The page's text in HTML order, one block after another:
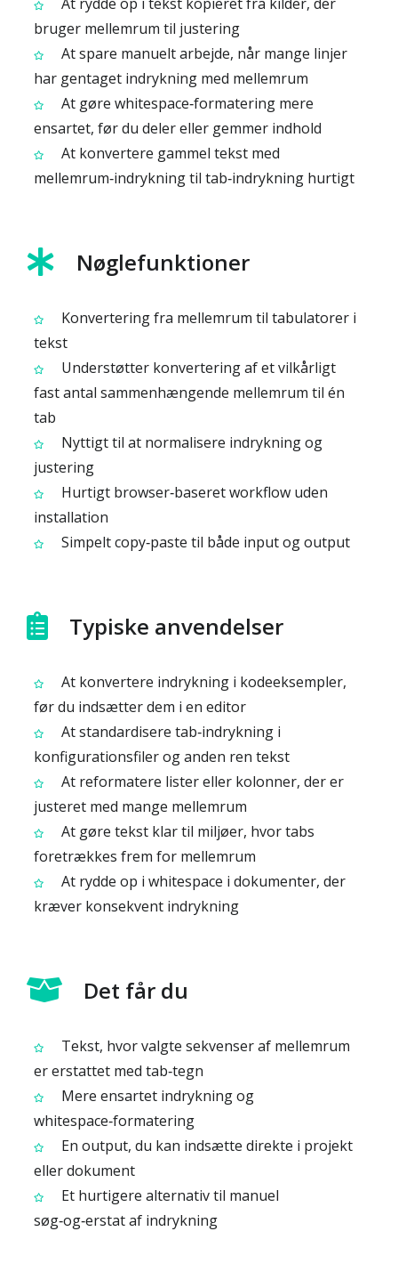
bruger mellemrum til justering
At spare manuelt arbejde, når mange linjer
har gentaget indrykning med mellemrum
At gøre whitespace‑formatering mere
ensartet, før du deler eller gemmer indhold
At konvertere gammel tekst med
mellemrum‑indrykning til tab‑indrykning hurtigt
Nøglefunktioner
Konvertering fra mellemrum til tabulatorer i
tekst
Understøtter konvertering af et vilkårligt
fast antal sammenhængende mellemrum til én
tab
Nyttigt til at normalisere indrykning og
justering
Hurtigt browser‑baseret workflow uden
installation
Simpelt copy‑paste til både input og output
Typiske anvendelser
At konvertere indrykning i kodeeksempler,
før du indsætter dem i en editor
At standardisere tab‑indrykning i
konfigurationsfiler og anden ren tekst
At reformatere lister eller kolonner, der er
justeret med mange mellemrum
At gøre tekst klar til miljøer, hvor tabs
foretrækkes frem for mellemrum
At rydde op i whitespace i dokumenter, der
kræver konsekvent indrykning
Det får du
Tekst, hvor valgte sekvenser af mellemrum
er erstattet med tab‑tegn
Mere ensartet indrykning og
whitespace‑formatering
En output, du kan indsætte direkte i projekt
eller dokument
Et hurtigere alternativ til manuel
søg‑og‑erstat af indrykning